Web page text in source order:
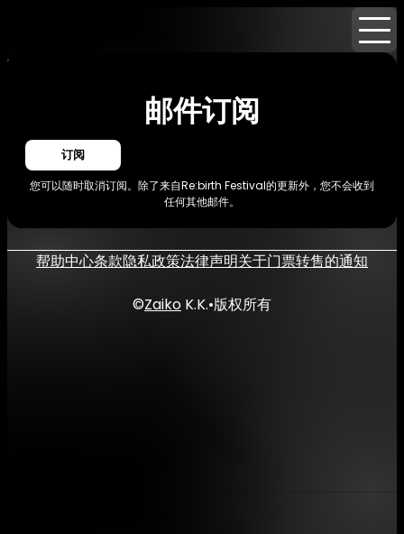
首页
邮件订阅
订阅
您可以随时取消订阅。除了来自Re:birth Festival的更新外，您不会收到
任何其他邮件。
帮助中心条款隐私政策法律声明关于门票转售的通知
©Zaiko K.K.•版权所有